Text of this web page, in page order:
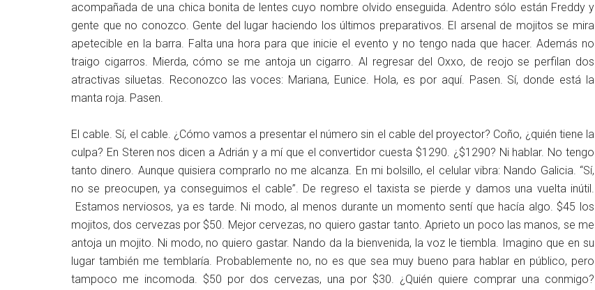
acompañada de una chica bonita de lentes cuyo nombre olvido enseguida. Adentro sólo están Freddy y
gente que no conozco. Gente del lugar haciendo los últimos preparativos. El arsenal de mojitos se mira
apetecible en la barra. Falta una hora para que inicie el evento y no tengo nada que hacer. Además no
traigo cigarros. Mierda, cómo se me antoja un cigarro. Al regresar del Oxxo, de reojo se perfilan dos
atractivas siluetas. Reconozco las voces: Mariana, Eunice. Hola, es por aquí. Pasen. Sí, donde está la
manta roja. Pasen.
El cable. Sí, el cable. ¿Cómo vamos a presentar el número sin el cable del proyector? Coño, ¿quién tiene la
culpa? En Steren nos dicen a Adrián y a mí que el convertidor cuesta $1290. ¿$1290? Ni hablar. No tengo
tanto dinero. Aunque quisiera comprarlo no me alcanza. En mi bolsillo, el celular vibra: Nando Galicia. “Sí,
no se preocupen, ya conseguimos el cable”. De regreso el taxista se pierde y damos una vuelta inútil.
Estamos nerviosos, ya es tarde. Ni modo, al menos durante un momento sentí que hacía algo. $45 los
mojitos, dos cervezas por $50. Mejor cervezas, no quiero gastar tanto. Aprieto un poco las manos, se me
antoja un mojito. Ni modo, no quiero gastar. Nando da la bienvenida, la voz le tiembla. Imagino que en su
lugar también me temblaría. Probablemente no, no es que sea muy bueno para hablar en público, pero
tampoco me incomoda. $50 por dos cervezas, una por $30. ¿Quién quiere comprar una conmigo?